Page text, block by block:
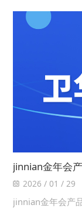
News
jinnian金年会
2026 / 01 / 29
jinnian金年会产